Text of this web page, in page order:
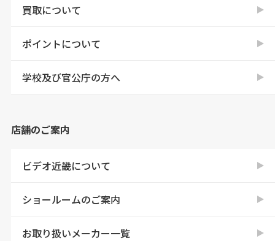
買取について
ポイントについて
学校及び官公庁の方へ
店舗のご案内
ビデオ近畿について
ショールームのご案内
お取り扱いメーカー一覧